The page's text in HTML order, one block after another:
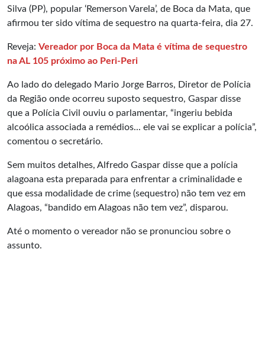
Silva (PP), popular ‘Remerson Varela’, de Boca da Mata, que
afirmou ter sido vítima de sequestro na quarta-feira, dia 27.
Reveja: Vereador por Boca da Mata é vítima de sequestro
na AL 105 próximo ao Peri-Peri
Ao lado do delegado Mario Jorge Barros, Diretor de Polícia
da Região onde ocorreu suposto sequestro, Gaspar disse
que a Polícia Civil ouviu o parlamentar, “ingeriu bebida
alcoólica associada a remédios... ele vai se explicar a polícia”,
comentou o secretário.
Sem muitos detalhes, Alfredo Gaspar disse que a polícia
alagoana esta preparada para enfrentar a criminalidade e
que essa modalidade de crime (sequestro) não tem vez em
Alagoas, “bandido em Alagoas não tem vez”, disparou.
Até o momento o vereador não se pronunciou sobre o
assunto.